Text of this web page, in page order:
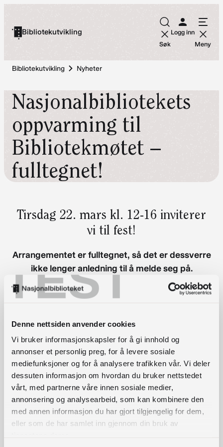
TEST
Denne nettsiden anvender cookies
Vi bruker informasjonskapsler for å gi innhold og
annonser et personlig preg, for å levere sosiale
mediefunksjoner og for å analysere trafikken vår. Vi deler
dessuten informasjon om hvordan du bruker nettstedet
vårt, med partnerne våre innen sosiale medier,
annonsering og analysearbeid, som kan kombinere den
med annen informasjon du har gjort tilgjengelig for dem,
eller som de har samlet inn gjennom din bruk av
innholdBibliotekutvikling
Søk
Logg inn
Meny
Bibliotekutvikling Nyheter
Nasjonalbibliotekets
oppvarming til
Bibliotekmøtet –
fulltegnet!
Tirsdag 22. mars kl. 12-16 inviterer
vi til fest!
Arrangementet er fulltegnet, så det er dessverre
ikke lenger anledning til å melde seg på.
Vi vil gjerne gi dere et nærmere innblikk i hva
både film, musikk og munngodt.